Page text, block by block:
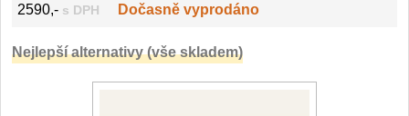
Plátkovací nože 27
Porcovací nože
2590,- s DPH Dočasně vyprodáno
Nejlepší alternativy (vše skladem)